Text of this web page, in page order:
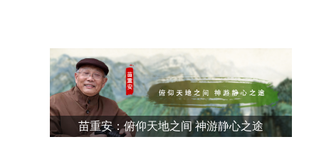
苗重安：俯仰天地之间 神游静心之途